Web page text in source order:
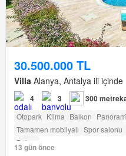
30.500.000 TL
Villa Alanya, Antalya ili içinde
4 3 300
Otopark Klima Balkon
Tamamen mobilyalı Spor salonu
Bahçe
13 gün önce